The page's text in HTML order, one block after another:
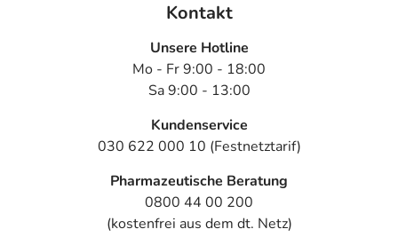
- Schläfrigkeit mit erhöhter Reizschwelle (Lethargie)
- Drehschwindel
- Seelische Erkrankung mit Persönlichkeitsveränderung
Kontakt
Unsere Hotline
Mo - Fr 9:00 - 18:00
Sa 9:00 - 13:00
Kundenservice
030 622 000 10 (Festnetztarif)
Pharmazeutische Beratung
0800 44 00 200
(kostenfrei aus dem dt. Netz)